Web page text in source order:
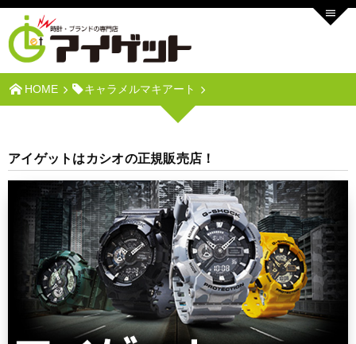
HOME キャラメルマキアート
アイゲットはカシオの正規販売店！